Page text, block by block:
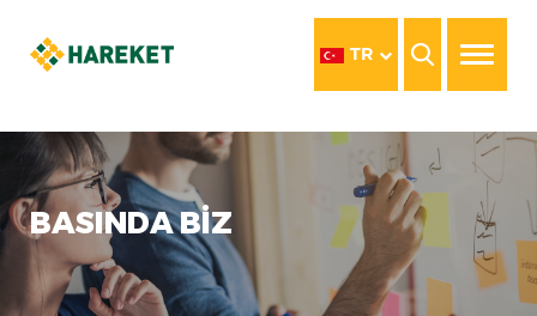
TR
BASINDA BİZ